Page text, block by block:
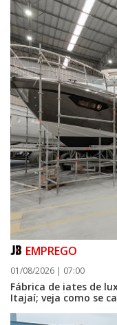
Porto Belo abre
da composição do
EMPREGO
01/08/2026 | 07:00
Fábrica de iates de
Itajaí; veja como se